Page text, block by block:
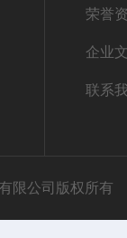
荣誉
企业
联系
有限公司版权所有